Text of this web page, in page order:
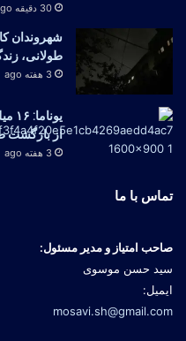
30 دقیقه ago
شهروندان
طولانی،
3 هفته ago
از بازگشت
3 هفته ago
تماس با ما
صاحب امتیاز و مدیر مسئول:
سید حسن موسوی
ایمیل:
mosavi.sh@gmail.com